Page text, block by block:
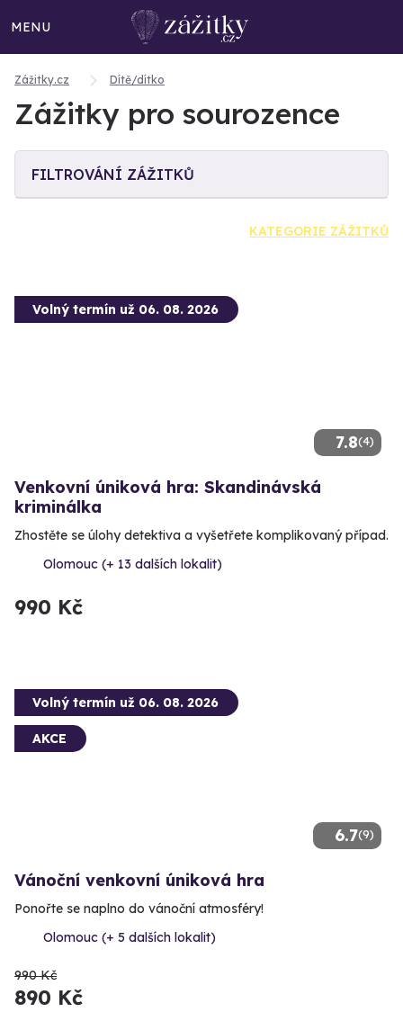
MENU
Zážitky.cz Dítě/dítko
Zážitky pro sourozence
FILTROVÁNÍ ZÁŽITKŮ
KATEGORIE ZÁŽITKŮ
7.8(4)
Volný termín už 06. 08. 2026
Venkovní úniková hra: Skandinávská
kriminálka
Zhostěte se úlohy detektiva a vyšetřete komplikovaný případ.
Olomouc (+ 13 dalších lokalit)
990 Kč
6.7(9)
Volný termín už 06. 08. 2026
AKCE
Vánoční venkovní úniková hra
Ponořte se naplno do vánoční atmosféry!
Olomouc (+ 5 dalších lokalit)
990 Kč
890 Kč